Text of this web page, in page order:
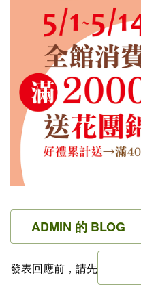
ADMIN 的 BLOG
發表回應前，請先